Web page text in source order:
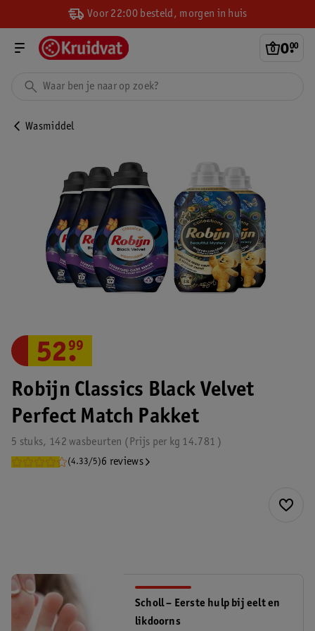
Voor 22:00 besteld, morgen in huis
0.
00
Wasmiddel
Robijn Classics Black Velvet
Perfect Match Pakket
5 stuks, 142 wasbeurten 14.781
Prijs per kg
(4.33/5)6 reviews
52.
99
Scholl – Eerste hulp bij eelt en
likdoorns